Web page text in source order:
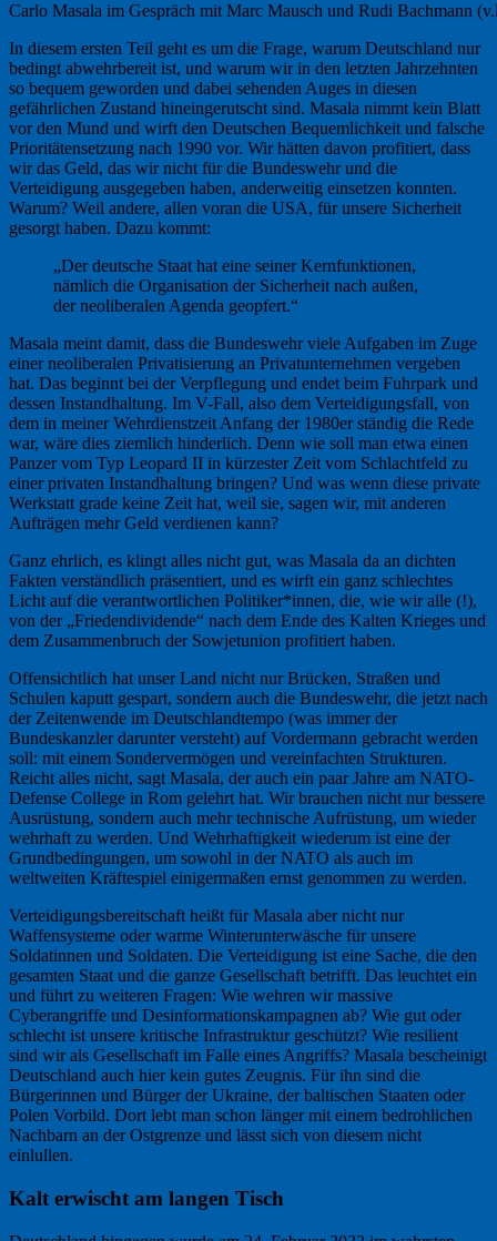
Carlo Masala im Gespräch mit Marc Mausch und Rudi Bachmann
In diesem ersten Teil geht es um die Frage, warum Deutschland nur
bedingt abwehrbereit ist, und warum wir in den letzten Jahrzehnten
so bequem geworden und dabei sehenden Auges in diesen
gefährlichen Zustand hineingerutscht sind. Masala nimmt kein Blatt
vor den Mund und wirft den Deutschen Bequemlichkeit und falsche
Prioritätensetzung nach 1990 vor. Wir hätten davon profitiert, dass
wir das Geld, das wir nicht für die Bundeswehr und die
Verteidigung ausgegeben haben, anderweitig einsetzen konnten.
Warum? Weil andere, allen voran die USA, für unsere Sicherheit
gesorgt haben. Dazu kommt:
„Der deutsche Staat hat eine seiner Kernfunktionen,
nämlich die Organisation der Sicherheit nach außen,
der neoliberalen Agenda geopfert.“
Masala meint damit, dass die Bundeswehr viele Aufgaben im Zuge
einer neoliberalen Privatisierung an Privatunternehmen vergeben
hat. Das beginnt bei der Verpflegung und endet beim Fuhrpark und
dessen Instandhaltung. Im V-Fall, also dem Verteidigungsfall, von
dem in meiner Wehrdienstzeit Anfang der 1980er ständig die Rede
war, wäre dies ziemlich hinderlich. Denn wie soll man etwa einen
Panzer vom Typ Leopard II in kürzester Zeit vom Schlachtfeld zu
einer privaten Instandhaltung bringen? Und was wenn diese private
Werkstatt grade keine Zeit hat, weil sie, sagen wir, mit anderen
Aufträgen mehr Geld verdienen kann?
Ganz ehrlich, es klingt alles nicht gut, was Masala da an dichten
Fakten verständlich präsentiert, und es wirft ein ganz schlechtes
Licht auf die verantwortlichen Politiker*innen, die, wie wir alle (!),
von der „Friedendividende“ nach dem Ende des Kalten Krieges und
dem Zusammenbruch der Sowjetunion profitiert haben.
Offensichtlich hat unser Land nicht nur Brücken, Straßen und
Schulen kaputt gespart, sondern auch die Bundeswehr, die jetzt nach
der Zeitenwende im Deutschlandtempo (was immer der
Bundeskanzler darunter versteht) auf Vordermann gebracht werden
soll: mit einem Sondervermögen und vereinfachten Strukturen.
Reicht alles nicht, sagt Masala, der auch ein paar Jahre am NATO-
Defense College in Rom gelehrt hat. Wir brauchen nicht nur bessere
Ausrüstung, sondern auch mehr technische Aufrüstung, um wieder
wehrhaft zu werden. Und Wehrhaftigkeit wiederum ist eine der
Grundbedingungen, um sowohl in der NATO als auch im
weltweiten Kräftespiel einigermaßen ernst genommen zu werden.
Verteidigungsbereitschaft heißt für Masala aber nicht nur
Waffensysteme oder warme Winterunterwäsche für unsere
Soldatinnen und Soldaten. Die Verteidigung ist eine Sache, die den
gesamten Staat und die ganze Gesellschaft betrifft. Das leuchtet ein
und führt zu weiteren Fragen: Wie wehren wir massive
Cyberangriffe und Desinformationskampagnen ab? Wie gut oder
schlecht ist unsere kritische Infrastruktur geschützt? Wie resilient
sind wir als Gesellschaft im Falle eines Angriffs? Masala bescheinigt
Deutschland auch hier kein gutes Zeugnis. Für ihn sind die
Bürgerinnen und Bürger der Ukraine, der baltischen Staaten oder
Polen Vorbild. Dort lebt man schon länger mit einem bedrohlichen
Nachbarn an der Ostgrenze und lässt sich von diesem nicht
einlullen.
Kalt erwischt am langen Tisch